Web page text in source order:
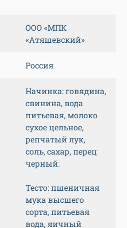
ООО «МПК
«Атяшевский»
Россия
Начинка: говядина,
свинина, вода
питьевая, молоко
сухое цельное,
репчатый лук,
соль, сахар, перец
черный.
Тесто: пшеничная
мука высшего
сорта, питьевая
вода, яичный